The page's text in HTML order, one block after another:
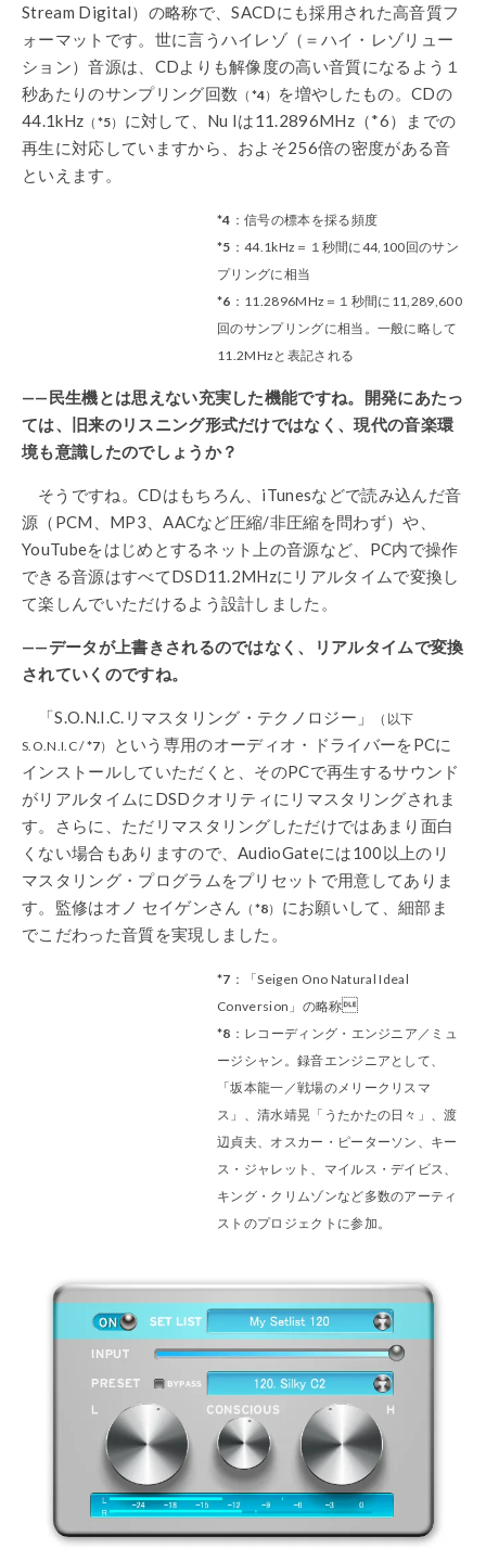
Stream Digital）の略称で、SACDにも採用された高音質フ
ォーマットです。世に言うハイレゾ（＝ハイ・レゾリュー
ション）音源は、CDよりも解像度の高い音質になるよう１
秒あたりのサンプリング回数 （ *4） を増やしたもの。CDの
44.1kHz （ *5） に対して、Nu Iは11.2896MHz（*6）までの
再生に対応していますから、およそ256倍の密度がある音
といえます。
*4 ：信号の標本を採る頻度
*5 ：44.1kHz＝１秒間に44,100回のサン
プリングに相当
*6 ：11.2896MHz＝１秒間に11,289,600
回のサンプリングに相当。一般に略して
11.2MHzと表記される
——民生機とは思えない充実した機能ですね。開発にあたっ
ては、旧来のリスニング形式だけではなく、現代の音楽環
境も意識したのでしょうか？
そうですね。CDはもちろん、iTunesなどで読み込んだ音
源（PCM、MP3、AACなど圧縮/非圧縮を問わず）や、
YouTubeをはじめとするネット上の音源など、PC内で操作
できる音源はすべてDSD11.2MHzにリアルタイムで変換し
て楽しんでいただけるよう設計しました。
——データが上書きされるのではなく、リアルタイムで変換
されていくのですね。
「S.O.N.I.C.リマスタリング・テクノロジー」 （ 以下
S.O.N.I.C /*7）
という専用のオーディオ・ドライバーをPCに
インストールしていただくと、そのPCで再生するサウンド
がリアルタイムにDSDクオリティにリマスタリングされま
す。さらに、ただリマスタリングしただけではあまり面白
くない場合もありますので、AudioGateには100以上のリ
マスタリング・プログラムをプリセットで用意してありま
す。監修はオノ セイゲンさん
（ *8） にお願いして、細部ま
でこだわった音質を実現しました。
*7 ：「Seigen Ono Natural Ideal
Conversion」の略称
*8 ：レコーディング・エンジニア／ミュ
ージシャン。録音エンジニアとして、
「坂本龍一／戦場のメリークリスマ
ス」、清水靖晃「うたかたの日々」、渡
辺貞夫、オスカー・ピーターソン、キー
ス・ジャレット、マイルス・デイビス、
キング・クリムゾンなど多数のアーティ
ストのプロジェクトに参加。